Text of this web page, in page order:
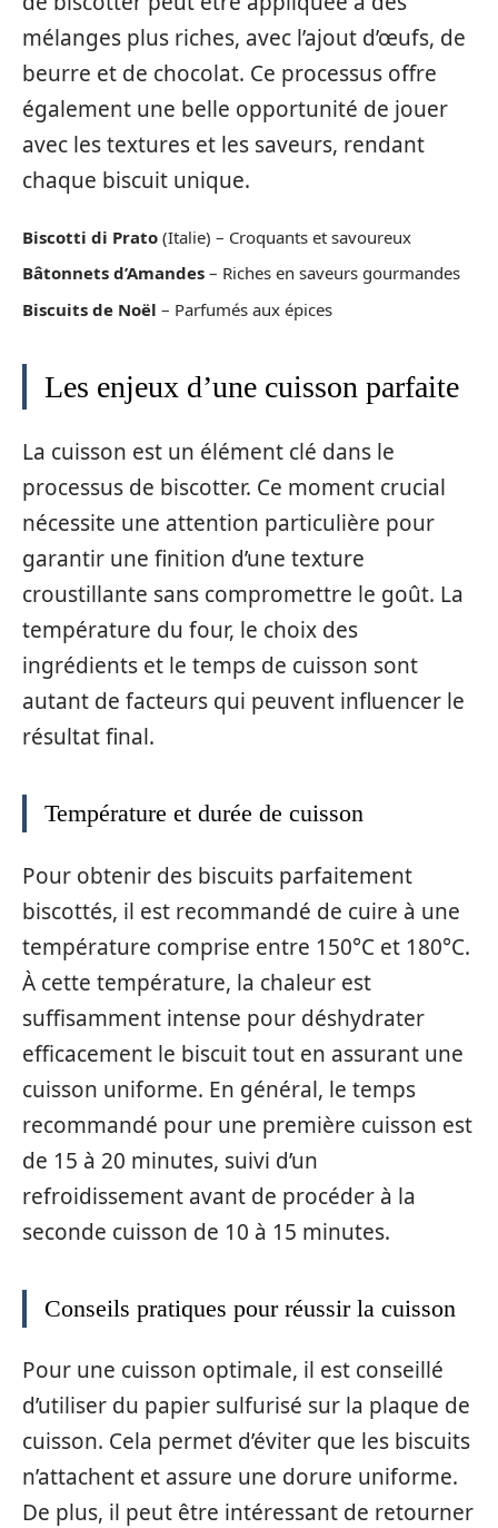
mélanges plus riches, avec l’ajout d’œufs, de
beurre et de chocolat. Ce processus offre
également une belle opportunité de jouer
avec les textures et les saveurs, rendant
chaque biscuit unique.
Biscotti di Prato (Italie) – Croquants et savoureux
Bâtonnets d’Amandes – Riches en saveurs gourmandes
Biscuits de Noël – Parfumés aux épices
Les enjeux d’une cuisson parfaite
La cuisson est un élément clé dans le
processus de biscotter. Ce moment crucial
nécessite une attention particulière pour
garantir une finition d’une texture
croustillante sans compromettre le goût. La
température du four, le choix des
ingrédients et le temps de cuisson sont
autant de facteurs qui peuvent influencer le
résultat final.
Température et durée de cuisson
Pour obtenir des biscuits parfaitement
biscottés, il est recommandé de cuire à une
température comprise entre 150°C et 180°C.
À cette température, la chaleur est
suffisamment intense pour déshydrater
efficacement le biscuit tout en assurant une
cuisson uniforme. En général, le temps
recommandé pour une première cuisson est
de 15 à 20 minutes, suivi d’un
refroidissement avant de procéder à la
seconde cuisson de 10 à 15 minutes.
Conseils pratiques pour réussir la cuisson
Pour une cuisson optimale, il est conseillé
d’utiliser du papier sulfurisé sur la plaque de
cuisson. Cela permet d’éviter que les biscuits
n’attachent et assure une dorure uniforme.
De plus, il peut être intéressant de retourner